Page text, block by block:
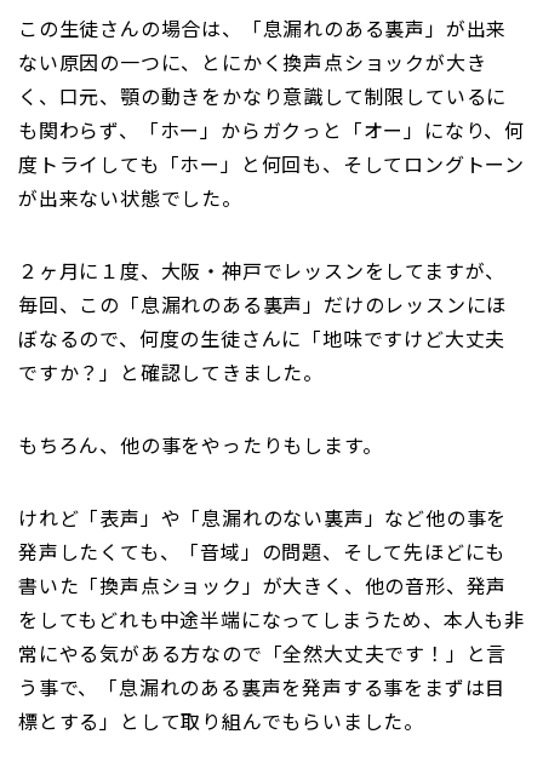
この生徒さんの場合は、「息漏れのある裏声」が出来
ない原因の一つに、とにかく換声点ショックが大き
く、口元、顎の動きをかなり意識して制限しているに
も関わらず、「ホー」からガクっと「オー」になり、何
度トライしても「ホー」と何回も、そしてロングトーン
が出来ない状態でした。
２ヶ月に１度、大阪・神戸でレッスンをしてますが、
毎回、この「息漏れのある裏声」だけのレッスンにほ
ぼなるので、何度の生徒さんに「地味ですけど大丈夫
ですか？」と確認してきました。
もちろん、他の事をやったりもします。
けれど「表声」や「息漏れのない裏声」など他の事を
発声したくても、「音域」の問題、そして先ほどにも
書いた「換声点ショック」が大きく、他の音形、発声
をしてもどれも中途半端になってしまうため、本人も非
常にやる気がある方なので「全然大丈夫です！」と言
う事で、「息漏れのある裏声を発声する事をまずは目
標とする」として取り組んでもらいました。